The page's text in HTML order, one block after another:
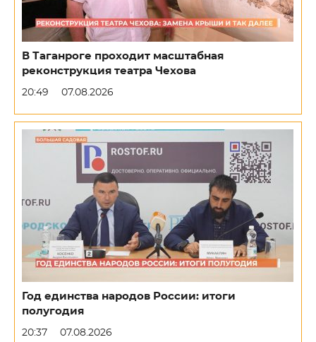
В Таганроге проходит масштабная
реконструкция театра Чехова
20:49 07.08.2026
Год единства народов России: итоги
полугодия
20:37 07.08.2026